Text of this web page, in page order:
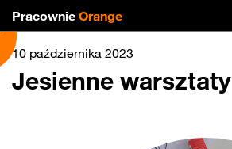
Pracownie Orange
10 października 2023
Jesienne warsztaty